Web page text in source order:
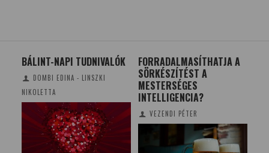
FORRADALMASÍTHATJA A
SÖRKÉSZÍTÉST A
MESTERSÉGES
INTELLIGENCIA?
VEZENDI PÉTER
DAVID RICE ATCHISON
EGYNAPOS ELNÖKSÉGE
CSONKA BENCE